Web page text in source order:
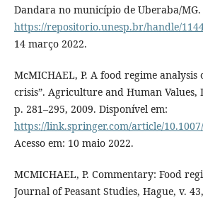
Dandara no município de Uberaba/MG.
https://repositorio.unesp.br/handle/
14 março 2022.
McMICHAEL, P. A food regime
crisis”. Agriculture and Human Values,
p. 281–295, 2009. Disponível em:
https://link.springer.com/article/10.1007/
Acesso em: 10 maio 2022.
MCMICHAEL, P. Commentary: Food
Journal of Peasant Studies, Hague, v.